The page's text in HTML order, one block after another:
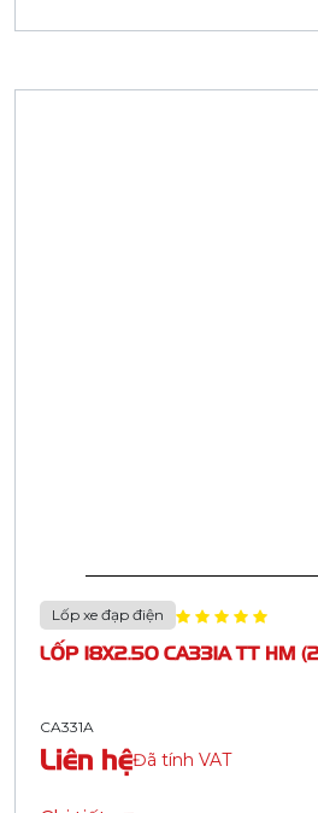
Lốp xe đạp điện
LỐP 18X2.50 CA331A TT HM
CA331A
Liên hệĐã tính VAT